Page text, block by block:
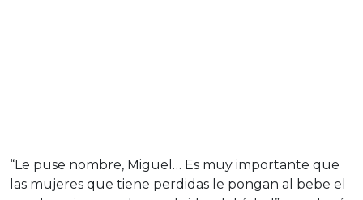
“Le puse nombre, Miguel… Es muy importante que
las mujeres que tiene perdidas le pongan al bebe el